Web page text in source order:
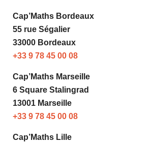
Cap’Maths Bordeaux
55 rue Ségalier
33000 Bordeaux
+33 9 78 45 00 08
Cap’Maths Marseille
6 Square Stalingrad
13001 Marseille
+33 9 78 45 00 08
Cap’Maths Lille